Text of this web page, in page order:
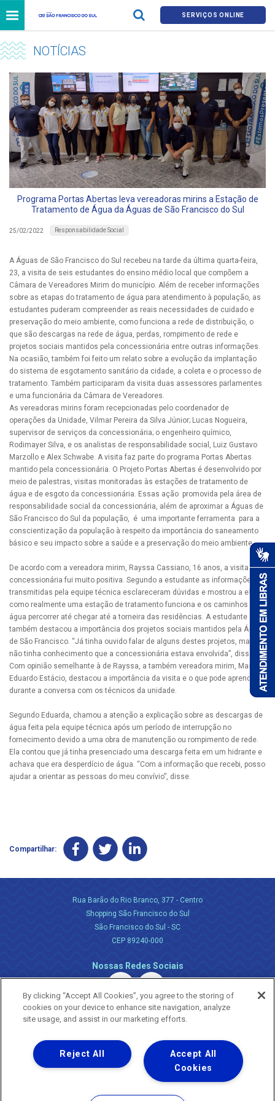
SERVIÇOS ONLINE
NOTÍCIAS
Programa Portas Abertas leva vereadoras mirins a Estação de
Tratamento de Água da Águas de São Francisco do Sul
25/02/2022 Responsabilidade Social
A Águas de São Francisco do Sul recebeu na tarde da última quarta-feira,
23, a visita de seis estudantes do ensino médio local que compõem a
Câmara de Vereadores Mirim do município. Além de receber informações
sobre as etapas do tratamento de água para atendimento à população, as
estudantes puderam compreender as reais necessidades de cuidado e
preservação do meio ambiente, como funciona a rede de distribuição, o
que são descargas na rede de água, perdas, rompimento de rede e
projetos sociais mantidos pela concessionária entre outras informações.
Na ocasião, também foi feito um relato sobre a evolução da implantação
do sistema de esgotamento sanitário da cidade, a coleta e o processo de
tratamento. Também participaram da visita duas assessores parlamentes
e uma funcionária da Câmara de Vereadores.
As vereadoras mirins foram recepcionadas pelo coordenador de
operações da Unidade, Vilmar Pereira da Silva Júnior; Lucas Nogueira,
supervisor de serviços da concessionária; o engenheiro químico,
Rodimayer Silva, e os analistas de responsabilidade social, Luiz Gustavo
Marzollo e Alex Schwabe. A visita faz parte do programa Portas Abertas
mantido pela concessionária. O Projeto Portas Abertas é desenvolvido por
meio de palestras, visitas monitoradas às estações de tratamento de
água e de esgoto da concessionária. Essas ação promovida pela área de
responsabilidade social da concessionária, além de aproximar a Águas de
São Francisco do Sul da população, é uma importante ferramenta para a
conscientização da população à respeito da importância do saneamento
básico e seu impacto sobre a saúde e a preservação do meio ambiente.
De acordo com a vereadora mirim, Rayssa Cassiano, 16 anos, a visita à
concessionária fui muito positiva. Segundo a estudante as informações
transmitidas pela equipe técnica esclareceram dúvidas e mostrou a elas
como realmente uma estação de tratamento funciona e os caminhos que
água percorrer até chegar até a torneira das residências. A estudante
também destacou a importância dos projetos sociais mantidos pela Águas
de São Francisco. “Já tinha ouvido falar de alguns destes projetos, mas
não tinha conhecimento que a concessionária estava envolvida”, disse.
Com opinião semelhante à de Rayssa, a também vereadora mirim, Maria
Eduardo Estácio, destacou a importância da visita e o que pode aprender
durante a conversa com os técnicos da unidade.
Segundo Eduarda, chamou a atenção a explicação sobre as descargas de
água feita pela equipe técnica após um período de interrupção no
fornecimento devido a uma obra de manutenção ou rompimento de rede.
Ela contou que já tinha presenciado uma descarga feita em um hidrante e
achava que era desperdício de água. “Com a informação que recebi, posso
ajudar a orientar as pessoas do meu convívio”, disse.
Compartilhar:
Rua Barão do Rio Branco, 377 - Centro
Shopping São Francisco do Sul
São Francisco do Sul - SC
CEP 89240-000
Nossas Redes Sociais
Uma empresa
Copyright ® 2026 - Todos os Direitos Reservados.
Nossa natureza movimenta a vida
By clicking “Accept All Cookies”, you agree to the storing of
cookies on your device to enhance site navigation, analyze
site usage, and assist in our marketing efforts.
Accept All
Cookies
Reject All